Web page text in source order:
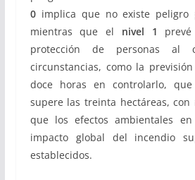
0implica que no existe peligro
mientras que el nivel 1
protección de personas al
circunstancias, como la
doce horas en controlarlo,
supere las treinta hectáreas, con
que los efectos ambientales
impacto global del incendio
establecidos.